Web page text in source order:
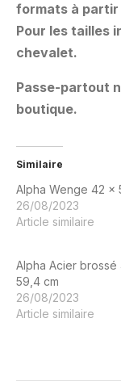
formats à partir
Pour les tailles
chevalet.
Passe-partout
boutique.
Similaire
Alpha Wenge 42 x
26/08/2023
Article similaire
Alpha Acier brossé
59,4 cm
26/08/2023
Article similaire